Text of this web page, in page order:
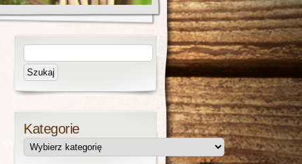
Kategorie